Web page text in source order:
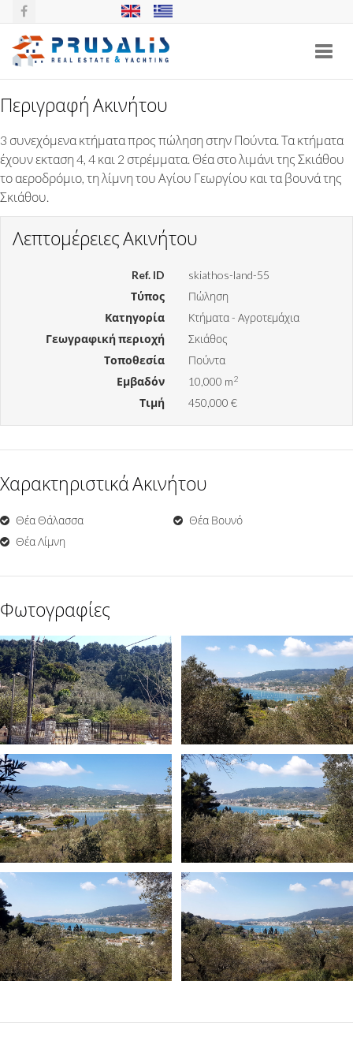
ΚΤΗΜΑΤΑ 10 ΣΤΡ. ΣΤΗΝ ΠΟΥΝΤΑ,
ΣΚΙΑΘΟΣ
Περιγραφή Ακινήτου
3 συνεχόμενα κτήματα προς πώληση στην Πούντα. Τα κτήματα
έχουν εκταση 4, 4 και 2 στρέμματα. Θέα στο λιμάνι της Σκιάθου
το αεροδρόμιο, τη λίμνη του Αγίου Γεωργίου και τα βουνά της
Σκιάθου.
Λεπτομέρειες Ακινήτου
Ref. ID
skiathos-land-55
Τύπος
Πώληση
Κατηγορία
Κτήματα - Αγροτεμάχια
Γεωγραφική περιοχή
Σκιάθος
Τοποθεσία
Πούντα
Εμβαδόν
10,000 m2
Τιμή 450,000 €
Χαρακτηριστικά Ακινήτου
Θέα Θάλασσα
Θέα Βουνό
Θέα Λίμνη
Φωτογραφίες